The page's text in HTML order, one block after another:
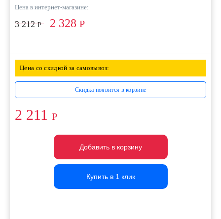
Цена в интернет-магазине:
3 212Р 2 328 Р
Цена со скидкой за самовывоз:
Скидка появится в корзине
2 211 Р
Добавить в корзину
Добавить в корзину
Добавить в корзину
Купить в 1 клик
Купить в 1 клик
Купить в 1 клик